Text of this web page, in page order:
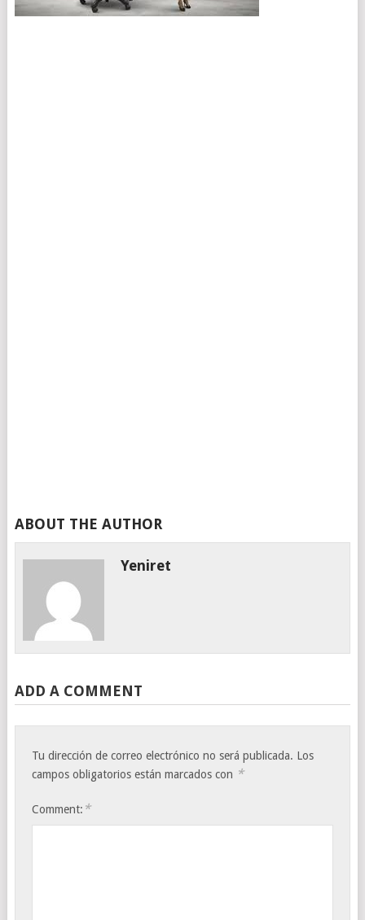
ABOUT THE AUTHOR
Yeniret
ADD A COMMENT
Tu dirección de correo electrónico no será publicada. Los
campos obligatorios están marcados con *
Comment: *